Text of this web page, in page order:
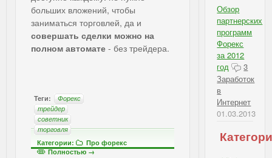
больших вложений, чтобы
заниматься торговлей, да и
совершать сделки можно на
полном автомате - без трейдера.
Теги:
Форекс
трейдер
советник
торговля
Категории:
Про форекс
Полностью →
Обзор
партнерских
программ
Форекс
за 2012
год
3
Заработок
в
Интернет
01.03.2013